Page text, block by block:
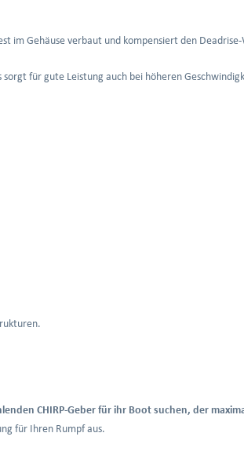
im Gehäuse verbaut und kompensiert den
sorgt für gute Leistung auch bei höheren
CHIRP-Geber für ihr Boot suchen, der
für Ihren Rumpf aus.